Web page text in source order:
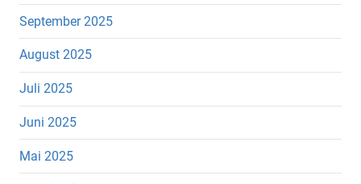
September 2025
August 2025
Juli 2025
Juni 2025
Mai 2025